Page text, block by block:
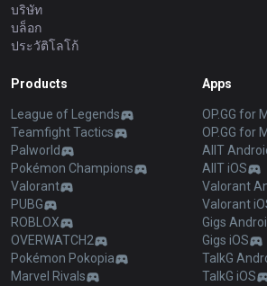
บริษัท
บล็อก
ประวัติโลโก้
Products
League of Legends
Teamfight Tactics
Palworld
Pokémon Champions
Valorant
PUBG
ROBLOX
OVERWATCH2
Pokémon Pokopia
Marvel Rivals
Apps
OP.GG for
OP.GG for
AllT
AllT iOS
Valorant
Valorant
Gigs
Gigs iOS
TalkG
TalkG iOS